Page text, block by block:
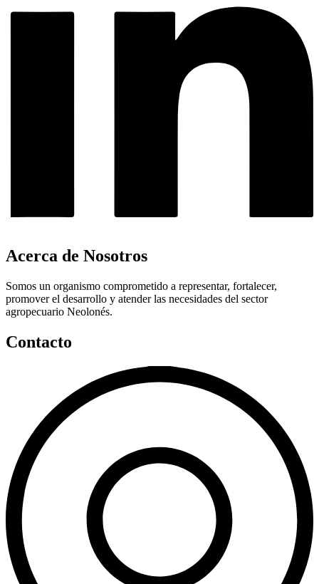
Acerca de Nosotros
Somos un organismo comprometido a representar, fortalecer,
promover el desarrollo y atender las necesidades del sector
agropecuario Neolonés.
Contacto